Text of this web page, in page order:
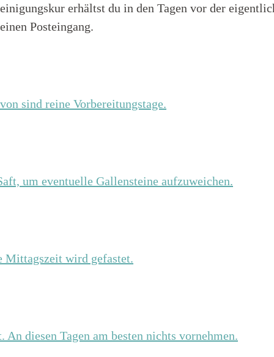
erhältst du in den Tagen vor der
Posteingang.
sind reine Vorbereitungstage.
um eventuelle Gallensteine aufzuweichen.
Mittagszeit wird gefastet.
diesen Tagen am besten nichts vornehmen.